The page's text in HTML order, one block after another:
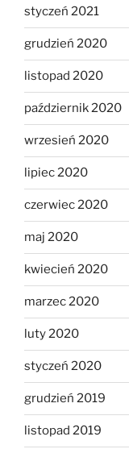
styczeń 2021
grudzień 2020
listopad 2020
październik 2020
wrzesień 2020
lipiec 2020
czerwiec 2020
maj 2020
kwiecień 2020
marzec 2020
luty 2020
styczeń 2020
grudzień 2019
listopad 2019